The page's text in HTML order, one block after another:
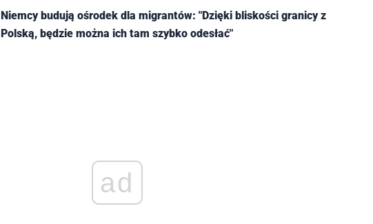
Niemcy budują ośrodek dla migrantów: "Dzięki bliskości granicy z
Polską, będzie można ich tam szybko odesłać"
ad